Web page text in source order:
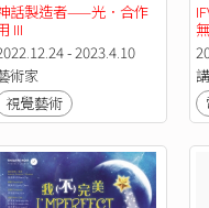
話製造者——光．合作
III
- 2023.4.10
術家
視覺藝術